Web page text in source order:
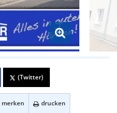
(Twitter)
merken drucken